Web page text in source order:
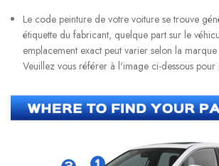
Le code peinture de votre voiture se trouve
étiquette du fabricant, quelque part sur le
emplacement exact peut varier selon la
Veuillez vous référer à l'image ci-dessous